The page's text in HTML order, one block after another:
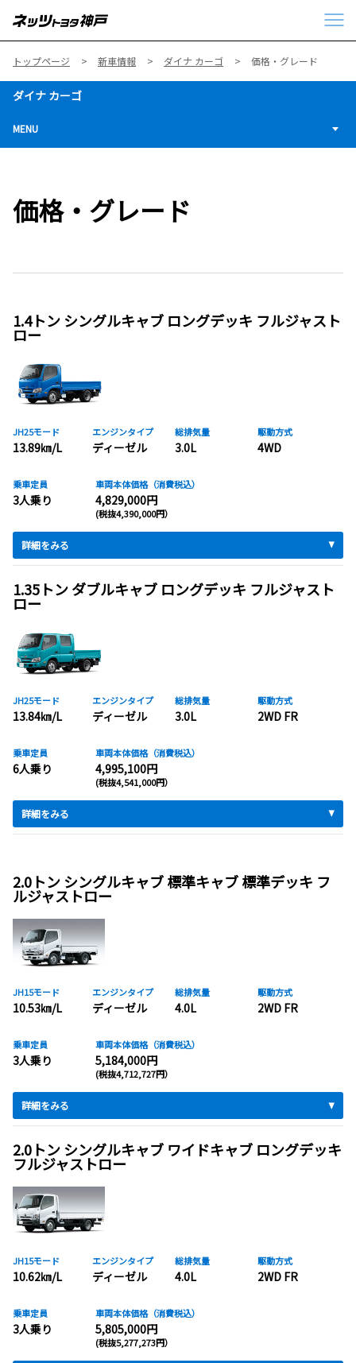
トップページ 新車情報 ダイナ カーゴ 価格・グレード
ダイナ カーゴ
MENU
価格・グレード
1.4トン シングルキャブ ロングデッキ フルジャスト
ロー
JH25モード
13.89㎞/L
エンジンタイプ
ディーゼル
総排気量
3.0L
駆動方式
4WD
乗車定員
3人乗り
車両本体価格（消費税込）
4,829,000円
(税抜4,390,000円）
詳細をみる
1.35トン ダブルキャブ ロングデッキ フルジャスト
ロー
JH25モード
13.84㎞/L
エンジンタイプ
ディーゼル
総排気量
3.0L
駆動方式
2WD FR
乗車定員
6人乗り
車両本体価格（消費税込）
4,995,100円
(税抜4,541,000円）
詳細をみる
2.0トン シングルキャブ 標準キャブ 標準デッキ フ
ルジャストロー
JH15モード
10.53㎞/L
エンジンタイプ
ディーゼル
総排気量
4.0L
駆動方式
2WD FR
乗車定員
3人乗り
車両本体価格（消費税込）
5,184,000円
(税抜4,712,727円）
詳細をみる
2.0トン シングルキャブ ワイドキャブ ロングデッキ
フルジャストロー
JH15モード
10.62㎞/L
エンジンタイプ
ディーゼル
総排気量
4.0L
駆動方式
2WD FR
乗車定員
3人乗り
車両本体価格（消費税込）
5,805,000円
(税抜5,277,273円）